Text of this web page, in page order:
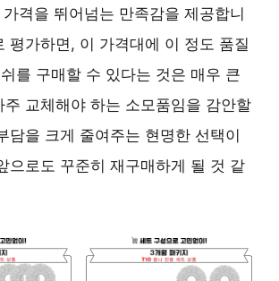
격을 뛰어넘는 만족감을 제공합니
평가하면, 이 가격대에 이 정도 품질
를 구매할 수 있다는 것은 매우 큰
주 교체해야 하는 소모품임을 감안할
담을 크게 줄여주는 현명한 선택이
으로도 꾸준히 재구매하게 될 것 같